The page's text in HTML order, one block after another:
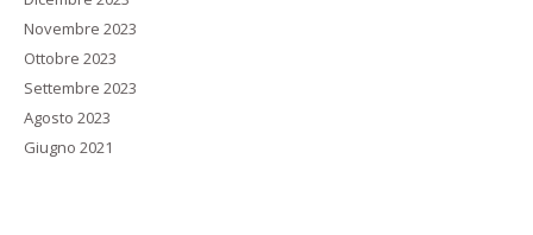
Novembre 2023
Ottobre 2023
Settembre 2023
Agosto 2023
Giugno 2021